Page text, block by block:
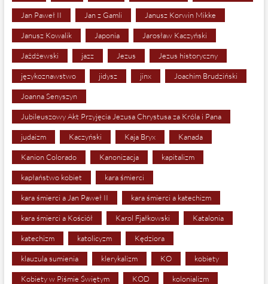
Jan Paweł II Jan z Gamli Janusz Korwin Mikke
Janusz Kowalik Japonia Jarosław Kaczyński
Jażdżewski jazz Jezus Jezus historyczny
językoznawstwo jidysz jinx Joachim Brudziński
Joanna Senyszyn
Jubileuszowy Akt Przyjęcia Jezusa Chrystusa za Króla i Pana
judaizm Kaczyński Kaja Bryx Kanada
Kanion Colorado Kanonizacja kapitalizm
kapłaństwo kobiet kara śmierci
kara śmierci a Jan Paweł II kara śmierci a katechizm
kara śmierci a Kościół Karol Fjałkowski Katalonia
katechizm katolicyzm Kędziora
klauzula sumienia klerykalizm KO kobiety
Kobiety w Piśmie Świętym KOD kolonializm